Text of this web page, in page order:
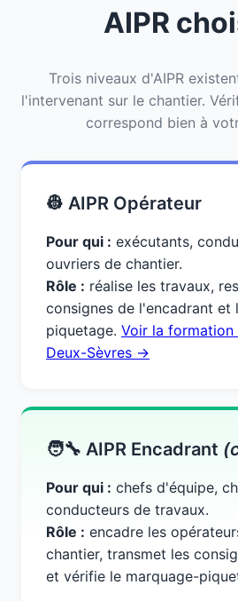
AIPR
Trois niveaux d'AIPR
l'intervenant sur le chantier.
correspond bien à
👷 AIPR Opérateur
Pour qui : exécutants,
ouvriers de chantier.
Rôle : réalise les travaux,
consignes de l'encadrant et
piquetage. Voir la formation
Deux-Sèvres →
🧑‍🔧 AIPR Encadrant
Pour qui : chefs d'équipe,
conducteurs de travaux.
Rôle : encadre les
chantier, transmet les
et vérifie le marquage-